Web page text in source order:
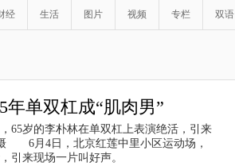
经 生活 图片 视频 专栏 双语
年单双杠成“肌肉男”
65岁的李朴林在单双杠上表演绝活，引来
6月4日，北京红莲中里小区运动场，
引来现场一片叫好声。